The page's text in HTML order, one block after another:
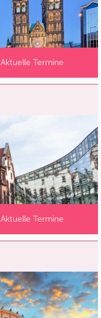
Aktuelle Termine
Aktuelle Termine